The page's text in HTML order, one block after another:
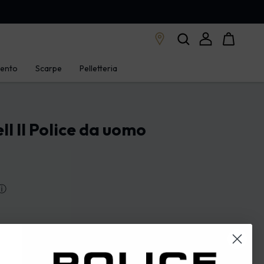
Scarpe Pelletteria
II Police da uomo